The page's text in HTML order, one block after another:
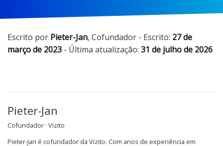
Escrito por Pieter-Jan, Cofundador - Escrito: 27 de
março de 2023 - Última atualização: 31 de julho de 2026
Pieter-Jan
Cofundador · Vizito
Pieter-Jan é cofundador da Vizito. Com anos de experiência em